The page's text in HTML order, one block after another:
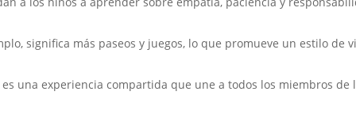
significa más paseos y juegos, lo que promueve un estilo de
una experiencia compartida que une a todos los miembros de